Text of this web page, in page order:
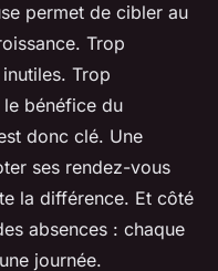
permet de cibler au
Trop
Trop
bénéfice du
donc clé. Une
ses rendez-vous
la différence. Et côté
absences : chaque
journée.